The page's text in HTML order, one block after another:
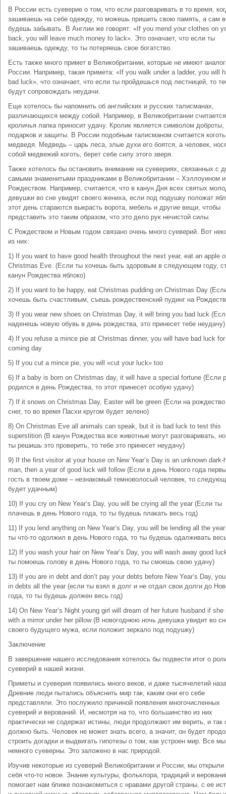
В России есть суеверие о том, что если разговаривать в то время,
зашиваешь на себе одежду, то можешь пришить свою память, а сам
будешь забывать. В Англии же говорят: «If you mend your clothes on
back, you will leave much money to lack». Это означает, что если ты
зашиваешь одежду, то ты потеряешь свое богатство.
Есть также много примет в Великобритании, которые не имеют
России. Например, такая примета: «If you walk under a ladder, you will
bad luck», что означает, что если ты пройдешься под лестницей, то
будут сопровождать неудачи.
Еще хотелось бы напомнить об английских и русских талисманах,
различающихся между собой. Например, в Великобритании
кроличья лапка приносит удачу. Кролик является символом
подарков и защиты. В России подобным талисманом считается коготь
медведя. Медведь – царь леса, злые духи его боятся, а человек,
собой медвежий коготь, берет себе силу этого зверя.
Также хотелось бы остановить внимание на суевериях, связанных с
самыми знаменитыми праздниками в Великобритании – Хэллоуином и
Рождеством. Например, считается, что в канун Дня всех святых
девушки во сне увидят своего жениха, если под подушку положат
этот день стараются выкрасть ворота, мебель и другие вещи, чтобы
представить это таким образом, что это дело рук нечистой силы.
С Рождеством и Новым годом связано очень много суеверий. Вот
из них:
1) If you want to have good health throughout the next year, eat an apple
Christmas Eve. (Если ты хочешь быть здоровым в следующем году,
канун Рождества яблоко)
2) If you want to be happy, eat Christmas pudding on Christmas Day
хочешь быть счастливым, съешь рождественский пудинг на
3) If you wear new shoes on Christmas Day, it will bring you bad luck
наденешь новую обувь в день рождества, это принесет тебе неудачу)
4) If you refuse a mince pie at Christmas dinner, you will have bad luck
coming day
5) If you cut a mince pie, you will «cut your luck» too
6) If a baby is born on Christmas day, it will have a special fortune (Если
родился в день Рождества, то этот принесет особую удачу)
7) If it snows on Christmas Day, Easter will be green (Если на
снег, то во время Пасхи кругом будет зелено)
8) On Christmas Eve all animals can speak, but it is bad luck to test this
superstition (В канун Рождества все животные могут разговаривать,
ты решишь это проверить, то тебе это принесет неудачу)
9) If the first visitor at your house on New Year’s Day is an unknown dark-
man, then a year of good luck will follow (Если в день Нового года
гость в твоем доме – незнакомый темноволосый человек, то
будет удачным)
10) If you cry on New Year’s Day, you will be crying all the year (Если ты
плачешь в день Нового года, то ты будешь плакать весь год)
11) If you lend anything on New Year’s Day, you will be lending all the
ты что-то одолжил в день Нового года, то ты будешь одалживать
12) If you wash your hair on New Year’s Day, you will wash away good
ты помоешь голову в день Нового года, то ты смоешь свою удачу)
13) If you are in debt and don’t pay your debts before New Year’s Day,
in debts all the year (если ты взял в долг и не отдал свои долги до
года, то ты будешь должен весь год)
14) On New Year’s Night young girl will dream of her future husband if she
with a mirror under her pillow (В новогоднюю ночь девушка увидит во
своего будущего мужа, если положит зеркало под подушку)
Заключение
В завершение нашего исследования хотелось бы подвести итог о
суеверий в нашей жизни.
Приметы и суеверия появились много веков, и даже тысячелетий
Древние люди пытались объяснить мир так, каким они его себе
представляли. Это послужило причиной появления многочисленных
суеверий и верований. И, несмотря на то, что большинство из них
практически не содержат истины, люди продолжают им верить, и так
должно быть. Человек не может знать всего, а значит, он будет
строить догадки и выдвигать гипотезы о том, как устроен мир. Все мы
немного суеверны. Это заложено в нас природой.
Изучив некоторые из суеверий Великобритании и России, мы
себя что-то новое. Знание культуры, фольклора, традиций и
помогает нам ближе познакомиться с нравами другой страны, с ее